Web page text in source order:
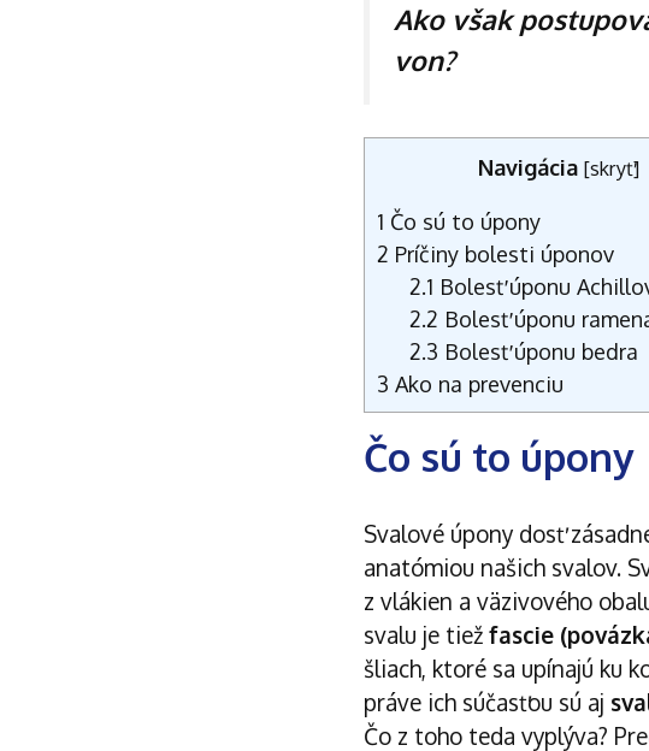
Ako však
von?
Navigácia [skryť]
1 Čo sú to úpony
2 Príčiny bolesti úponov
2.1 Bolesť úponu
2.2 Bolesť úponu
2.3 Bolesť úponu bedra
3 Ako na prevenciu
Čo sú to úpony
Svalové úpony dosť
anatómiou našich svalov.
z vlákien a väzivového
svalu je tiež fascie
šliach, ktoré sa upínajú ku
práve ich súčasťou sú aj
Čo z toho teda vyplýva?